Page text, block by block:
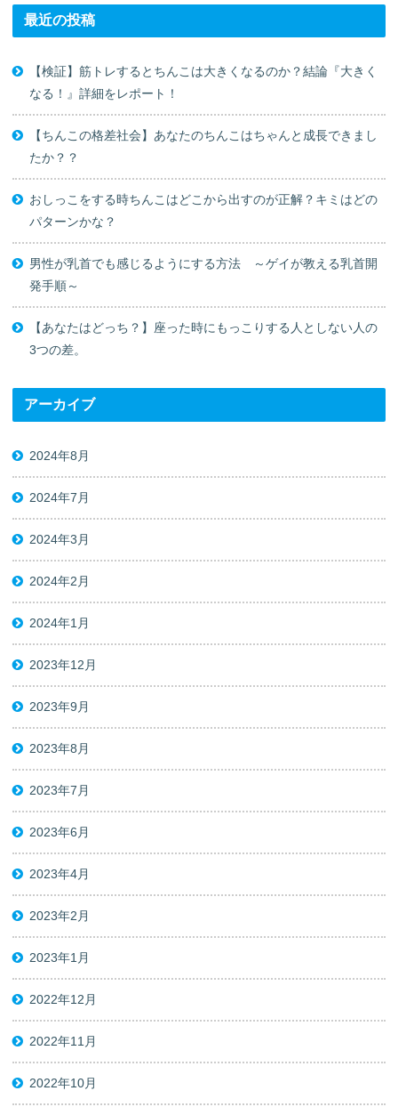
最近の投稿
【検証】筋トレするとちんこは大きくなるのか？結論『大きく
なる！』詳細をレポート！
【ちんこの格差社会】あなたのちんこはちゃんと成長できまし
たか？？
おしっこをする時ちんこはどこから出すのが正解？キミはどの
パターンかな？
男性が乳首でも感じるようにする方法 ～ゲイが教える乳首開
発手順～
【あなたはどっち？】座った時にもっこりする人としない人の
3つの差。
アーカイブ
2024年8月
2024年7月
2024年3月
2024年2月
2024年1月
2023年12月
2023年9月
2023年8月
2023年7月
2023年6月
2023年4月
2023年2月
2023年1月
2022年12月
2022年11月
2022年10月